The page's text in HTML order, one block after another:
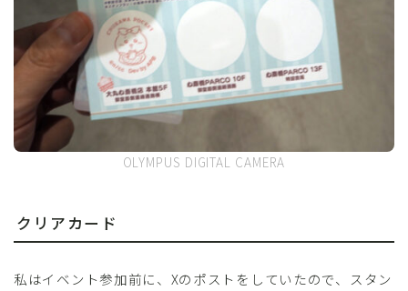
OLYMPUS DIGITAL CAMERA
クリアカード
私はイベント参加前に、Xのポストをしていたので、スタン